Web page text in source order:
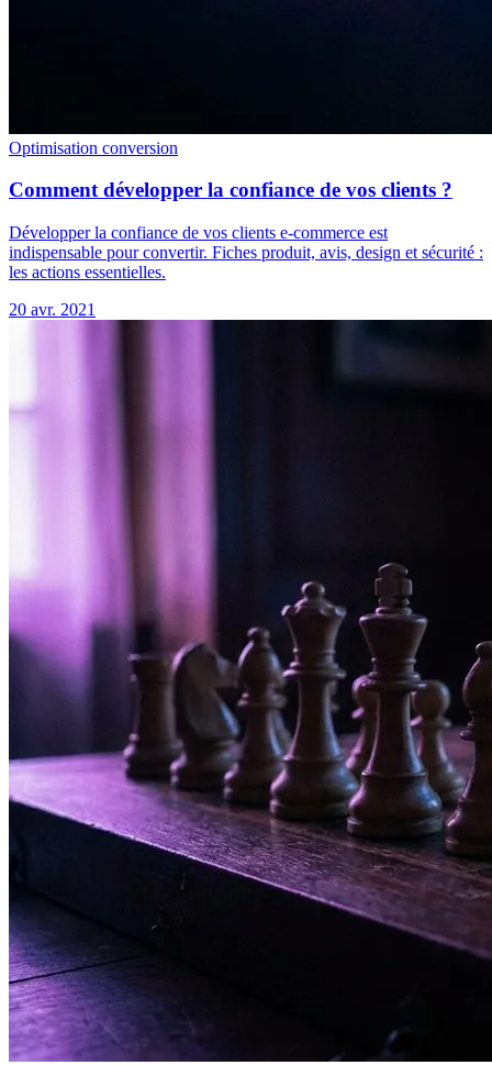
Optimisation conversion
Comment développer la confiance de vos clients ?
Développer la confiance de vos clients e-commerce est
indispensable pour convertir. Fiches produit, avis, design et sécurité :
les actions essentielles.
20 avr. 2021